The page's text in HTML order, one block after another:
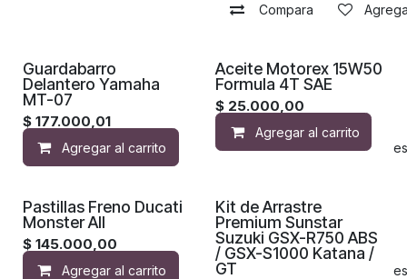
Compara
Guardabarro
Delantero Yamaha
MT-07
$ 177.000,01
Agregar al carrito Agregar a la lista de
Aceite Motorex 15W50
Formula 4T SAE
$ 25.000,00
Agregar al carrito
Pastillas Freno Ducati
Monster All
$ 145.000,00
Agregar al carrito Agregar a la lista de
Kit de Arrastre
Premium Sunstar
Suzuki GSX-R750 ABS
/ GSX-S1000 Katana /
GT